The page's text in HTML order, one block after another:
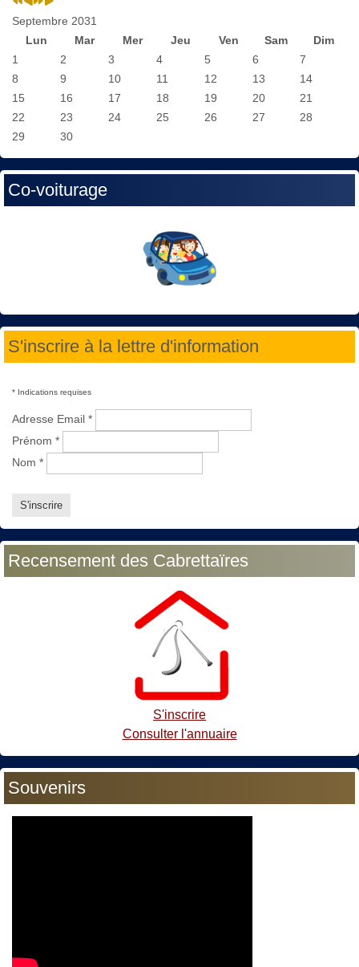
Septembre 2031
Lun
Mar Mer Jeu Ven Sam
Dim
1
2 3 4 5 6
7
8
9 10 11 12 13
14
15
16 17 18 19 20
21
22
23 24 25 26 27
28
29
30
Co-voiturage
S'inscrire à la lettre d'information
* Indications requises
Adresse Email *
Prénom *
Nom *
Recensement des Cabrettaïres
S'inscrire
Consulter l'annuaire
Souvenirs